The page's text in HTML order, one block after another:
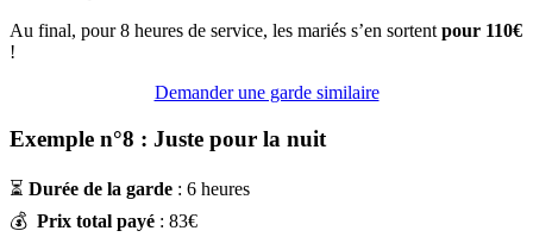
Au final, pour 8 heures de service, les mariés s’en sortent pour 110€
!
Demander une garde similaire
Exemple n°8 : Juste pour la nuit
⏳ Durée de la garde : 6 heures
💰 Prix total payé : 83€